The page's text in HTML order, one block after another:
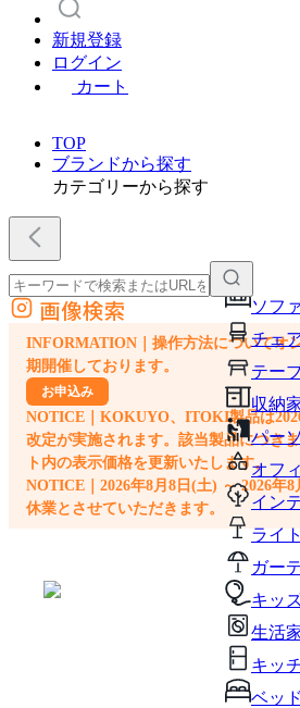
新規登録
ログイン
カート
TOP
ブランドから探す
カテゴリーから探す
ソフ
チェ
テー
収納
パー
オフ
イン
ライ
ガー
キッ
生活
キッ
ベッ
外部サイトの商品をカートに追加
他のサイトで見つけた商品ページのURLを貼り付けて、カート
画像検索
INFORMATION｜操作方法についてオ
期開催しております。
お申込み
NOTICE｜KOKUYO、ITOKI製品は
改定が実施されます。該当製品につき
ト内の表示価格を更新いたします。
NOTICE｜2026年8月8日(土) ～ 2026年
休業とさせていただきます。